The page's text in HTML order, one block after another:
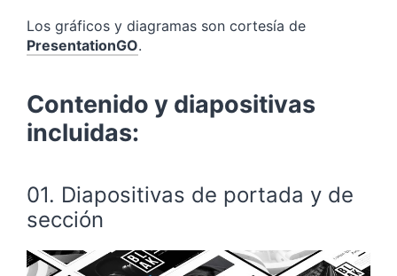
Los gráficos y diagramas son cortesía de
PresentationGO.
Contenido y diapositivas
incluidas:
01. Diapositivas de portada y de
sección